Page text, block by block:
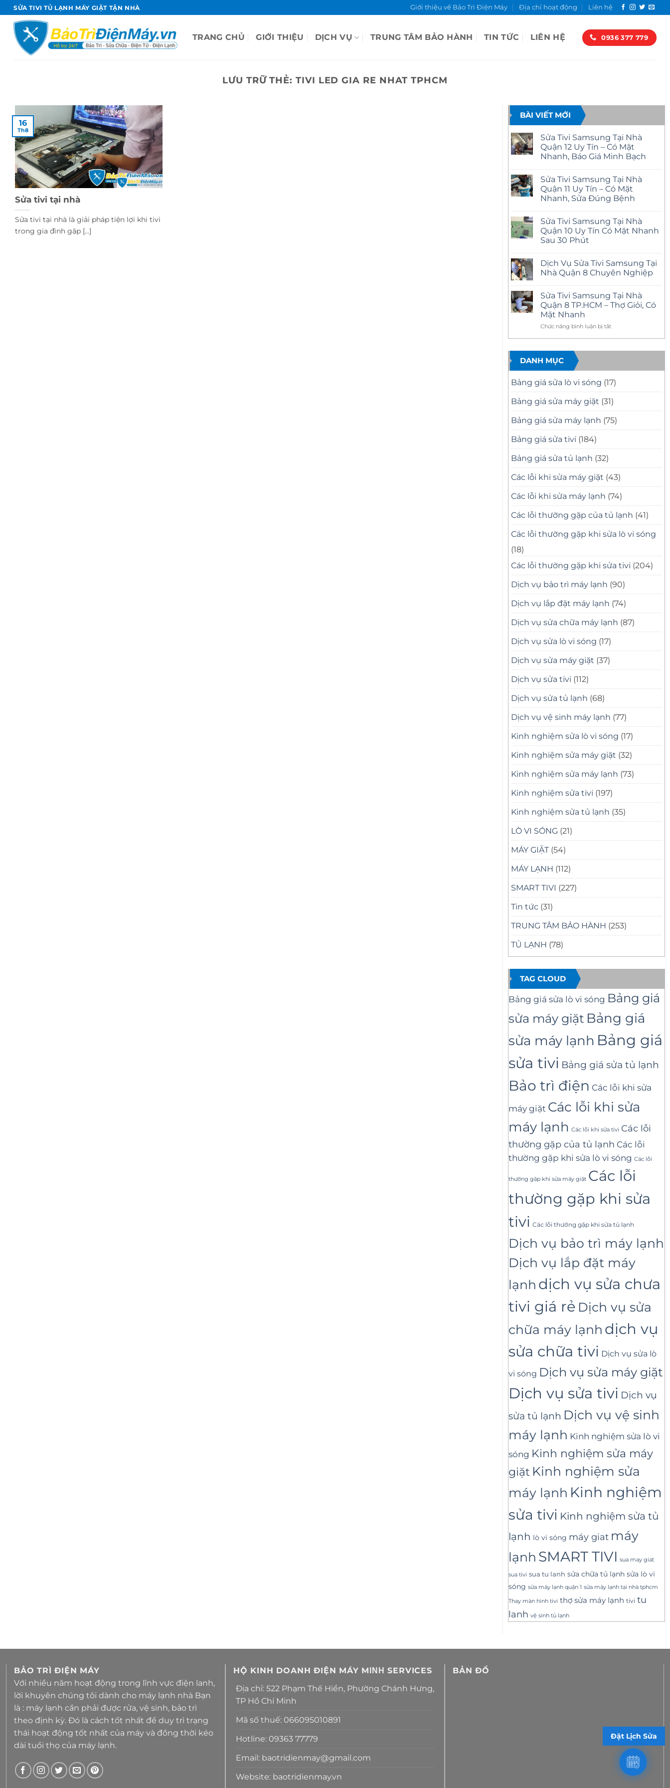
qua
dung
SỬA TIVI TỦ LẠNH MÁY GIẶT TẬN NHÀ Giới thiệu về Bảo Trì Điện Máy Địa chỉ hoạt động Liên hệ
TRANG CHỦ GIỚI THIỆU DỊCH VỤ TRUNG TÂM BẢO HÀNH TIN TỨC LIÊN HỆ 0936 377 779
LƯU TRỮ THẺ:TIVI LED GIA RE NHAT TPHCM
Sửa tivi tại nhà
Sửa tivi tại nhà là giải pháp tiện lợi khi tivi
trong gia đình gặp [...]
16
Th8
BÀI VIẾT MỚI
Sửa Tivi Samsung Tại Nhà
Quận 12 Uy Tín – Có Mặt
Nhanh, Báo Giá Minh Bạch
bình
luận
ở
Sửa
Tại
Nhà
Quận
12
Uy
Có
Mặt
Nhanh,
Minh
Bạch
Sửa Tivi Samsung Tại Nhà
Quận 11 Uy Tín – Có Mặt
Nhanh, Sửa Đúng Bệnh
bình
luận
ở
Sửa
Tại
Nhà
Quận
Tín
–
Có
Mặt
Nhanh,
Sửa
Bệnh
Sửa Tivi Samsung Tại Nhà
Quận 10 Uy Tín Có Mặt Nhanh
Sau 30 Phút
bình
luận
ở
Samsung
Tại
Nhà
Quận
Uy
Có
Sau
Dịch Vụ Sửa Tivi Samsung Tại
Nhà Quận 8 Chuyên Nghiệp
bình
luận
ở
Dịch
Sửa
Samsung
Quận
Nghiệp
Sửa Tivi Samsung Tại Nhà
Quận 8 TP.HCM – Thợ Giỏi, Có
Mặt Nhanh
Chức năng bình luận bị tắtở
Samsung
8
–
Giỏi,
DANH MỤC
Bảng giá sửa lò vi sóng (17)
Bảng giá sửa máy giặt (31)
Bảng giá sửa máy lạnh (75)
Bảng giá sửa tivi (184)
Bảng giá sửa tủ lạnh (32)
Các lỗi khi sửa máy giặt (43)
Các lỗi khi sửa máy lạnh (74)
Các lỗi thường gặp của tủ lạnh (41)
Các lỗi thường gặp khi sửa lò vi sóng
(18)
Các lỗi thường gặp khi sửa tivi (204)
Dịch vụ bảo trì máy lạnh (90)
Dịch vụ lắp đặt máy lạnh (74)
Dịch vụ sửa chữa máy lạnh (87)
Dịch vụ sửa lò vi sóng (17)
Dịch vụ sửa máy giặt (37)
Dịch vụ sửa tivi (112)
Dịch vụ sửa tủ lạnh (68)
Dịch vụ vệ sinh máy lạnh (77)
Kinh nghiệm sửa lò vi sóng (17)
Kinh nghiệm sửa máy giặt (32)
Kinh nghiệm sửa máy lạnh (73)
Kinh nghiệm sửa tivi (197)
Kinh nghiệm sửa tủ lạnh (35)
LÒ VI SÓNG (21)
MÁY GIẶT (54)
MÁY LẠNH (112)
SMART TIVI (227)
Tin tức (31)
TRUNG TÂM BẢO HÀNH (253)
TỦ LẠNH (78)
TAG CLOUD
Bảng giá sửa lò vi sóng Bảng giá
sửa máy giặt Bảng giá
sửa máy lạnh Bảng giá
sửa tivi Bảng giá sửa tủ lạnh
Bảo trì điện Các lỗi khi sửa
máy giặt Các lỗi khi sửa
máy lạnh Các lỗi khi sửa tivi Các lỗi
thường gặp của tủ lạnh Các lỗi
thường gặp khi sửa lò vi sóng Các lỗi
thường gặp khi sửa máy giặt Các lỗi
thường gặp khi sửa
tivi Các lỗi thường gặp khi sửa tủ lạnh
Dịch vụ bảo trì máy lạnh
Dịch vụ lắp đặt máy
lạnh dịch vụ sửa chưa
tivi giá rẻ Dịch vụ sửa
chữa máy lạnh dịch vụ
sửa chữa tivi Dịch vụ sửa lò
vi sóng Dịch vụ sửa máy giặt
Dịch vụ sửa tivi Dịch vụ
sửa tủ lạnh Dịch vụ vệ sinh
máy lạnh Kinh nghiệm sửa lò vi
sóng Kinh nghiệm sửa máy
giặt Kinh nghiệm sửa
máy lạnh Kinh nghiệm
sửa tivi Kinh nghiệm sửa tủ
lạnh lò vi sóng máy giat máy
lạnh SMART TIVI sua may giat
sua tivi sua tu lanh sửa chữa tủ lạnh sửa lò vi
sóng sửa máy lạnh quận 1 sửa máy lạnh tại nhà tphcm
Thay màn hình tivi thợ sửa máy lạnh tivi tu
lanh vệ sinh tủ lạnh
BẢO TRÌ ĐIỆN MÁY
Với nhiều năm hoạt động trong lĩnh vực điện lanh,
lời khuyên chúng tôi dành cho máy lạnh nhà Bạn
là : máy lạnh cần phải được rửa, vệ sinh, bảo trì
theo định kỳ. Đó là cách tốt nhất để duy trì trạng
thái hoạt động tốt nhất của máy và đồng thời kéo
dài tuổi thọ của máy lạnh.
HỘ KINH DOANH ĐIỆN MÁY MΙΝΗ SERVICES
Địa chỉ: 522 Phạm Thế Hiển, Phường Chánh Hưng,
TP Hồ Chí Minh
Mã số thuế: 066095010891
Hotline: 09363 77779
Email: baotridienmay@gmail.com
Website: baotridienmay.vn
BẢN ĐỒ
Đặt Lịch Sửa